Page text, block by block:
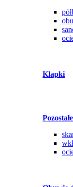
Klapki
Pozostałe